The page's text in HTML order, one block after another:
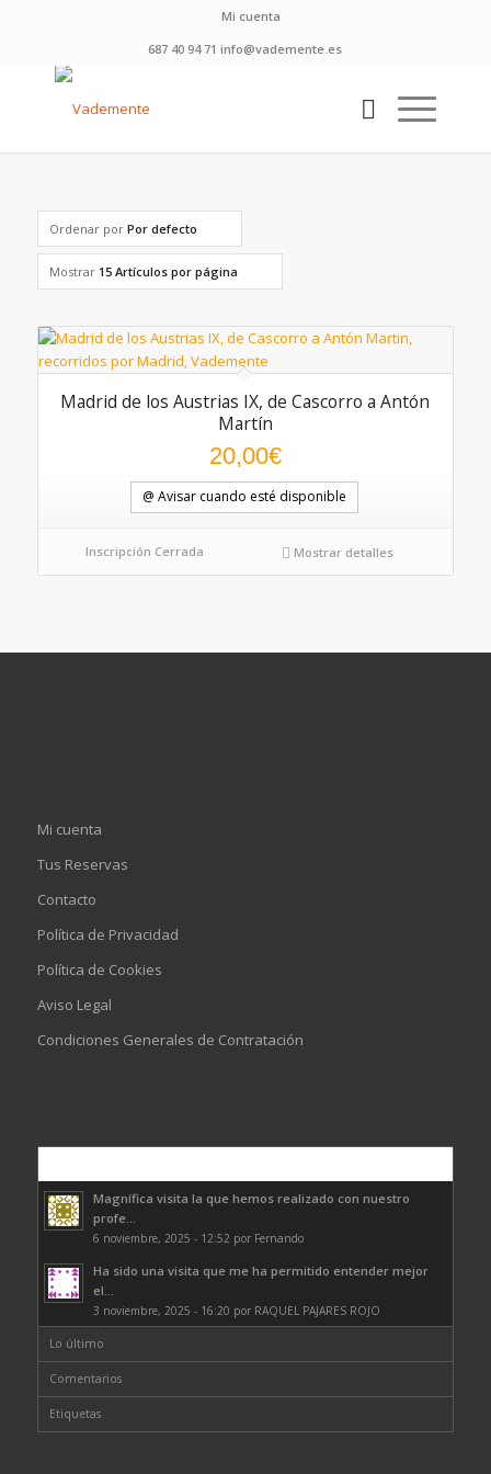
Mi cuenta
687 40 94 71 info@vademente.es
Ordenar por Por defecto
Mostrar 15 Artículos por página
Madrid de los Austrias IX, de Cascorro a Antón
Martín
20,00€
@ Avisar cuando esté disponible
Inscripción Cerrada Mostrar detalles
Mi cuenta
Tus Reservas
Contacto
Política de Privacidad
Política de Cookies
Aviso Legal
Condiciones Generales de Contratación
Magnífica visita la que hemos realizado con nuestro
profe...
6 noviembre, 2025 - 12:52 por Fernando
Ha sido una visita que me ha permitido entender mejor
el...
3 noviembre, 2025 - 16:20 por RAQUEL PAJARES ROJO
Lo último
Comentarios
Etiquetas